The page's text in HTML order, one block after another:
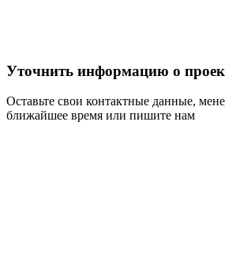
Уточнить информацию о
Оставьте свои контактные данные,
ближайшее время или пишите нам